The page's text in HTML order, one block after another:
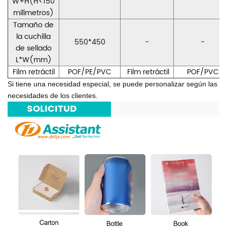
milímetros)
Tamaño de
la cuchilla
de sellado
L*W(mm)
550*450 - -
Film retráctil POF/PE/PVC Film retráctil POF/PVC
Si tiene una necesidad especial, se puede personalizar según las
necesidades de los clientes.
SOLICITUD